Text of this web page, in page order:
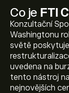
Co je FTI
Konzultační
Washingtonu
světě
uvedena na
tento nástroj
nejnovějších
Aktuální cena